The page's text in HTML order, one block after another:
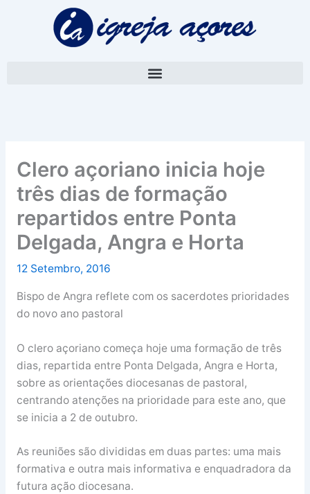
Clero açoriano inicia hoje
três dias de formação
repartidos entre Ponta
Delgada, Angra e Horta
12 Setembro, 2016
Bispo de Angra reflete com os sacerdotes prioridades
do novo ano pastoral
O clero açoriano começa hoje uma formação de três
dias, repartida entre Ponta Delgada, Angra e Horta,
sobre as orientações diocesanas de pastoral,
centrando atenções na prioridade para este ano, que
se inicia a 2 de outubro.
As reuniões são divididas em duas partes: uma mais
formativa e outra mais informativa e enquadradora da
futura ação diocesana.